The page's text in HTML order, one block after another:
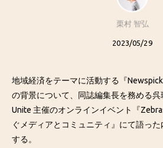
栗村 智弘
2023/05/29
地域経済をテーマに活動する『
の背景について、同誌編集長を務める
Unite 主催のオンラインイベント『
ぐメディアとコミュニティ』にて語っ
する。